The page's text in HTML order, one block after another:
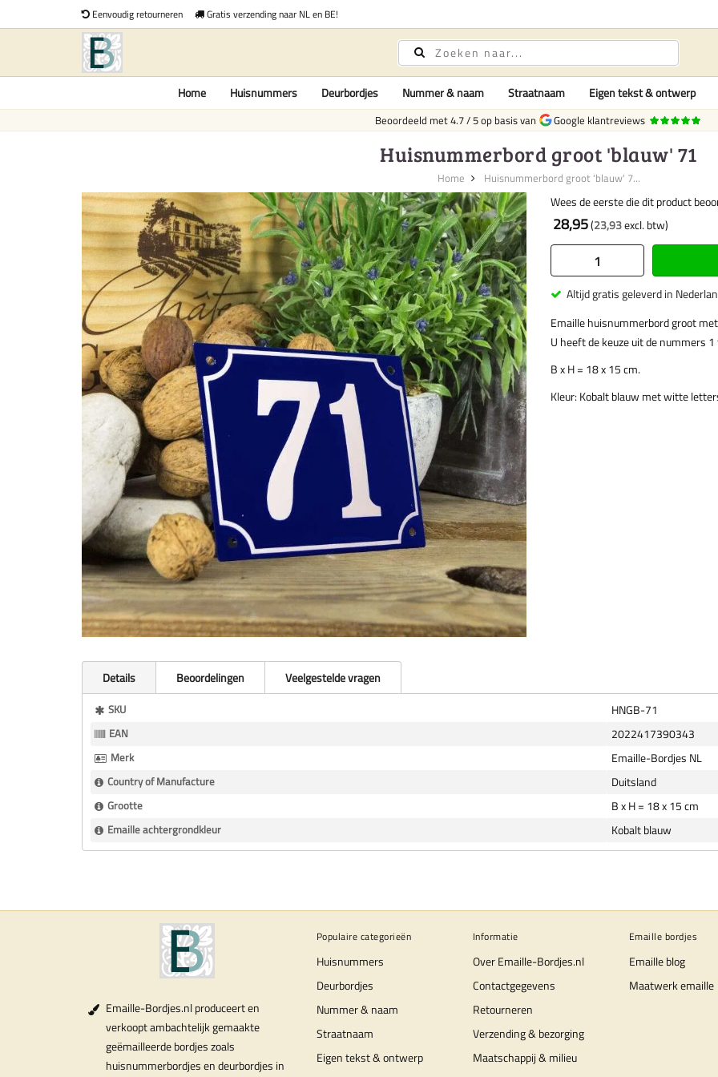
Eenvoudig retourneren Gratis verzending naar NL en BE!
Home Huisnummers Deurbordjes Nummer & naam Straatnaam Eigen tekst & ontwerp
Beoordeeld met4.7/5op basis van Google klantreviews
Huisnummerbord groot 'blauw' 71
Home Huisnummerbord groot 'blauw' 7...
Wees de eerste die dit product
28,95 23,93
Altijd gratis geleverd in
Emaille huisnummerbord groot
U heeft de keuze uit de nummers
B x H = 18 x 15 cm.
Kleur: Kobalt blauw met witte
Details Beoordelingen
Veelgestelde vragen
Meer
Informatie
SKU HNGB-71
EAN 2022417390343
Merk Emaille-Bordjes NL
Country of Manufacture Duitsland
Grootte B x H = 18 x 15 cm
Emaille achtergrondkleur Kobalt blauw
Emaille-Bordjes.nl produceert en
verkoopt ambachtelijk gemaakte
geëmailleerde bordjes zoals
huisnummerbordjes en deurbordjes in
Populaire categorieën
Huisnummers
Deurbordjes
Nummer & naam
Straatnaam
Eigen tekst & ontwerp
Informatie
Over Emaille-Bordjes.nl
Contactgegevens
Retourneren
Verzending & bezorging
Maatschappij & milieu
Emaille bordjes
Emaille blog
Maatwerk emaille